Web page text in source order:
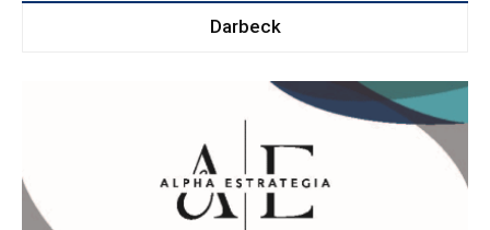
Darbeck